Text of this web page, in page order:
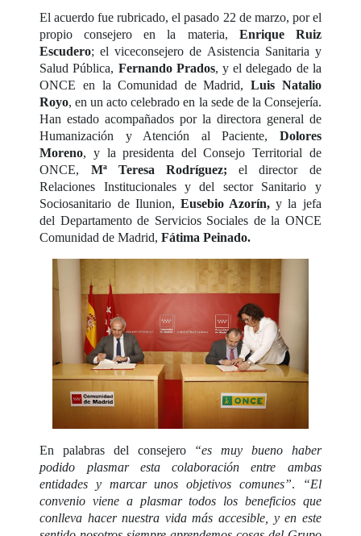
El acuerdo fue rubricado, el pasado 22 de marzo, por el
propio consejero en la materia, Enrique Ruiz
Escudero; el viceconsejero de Asistencia Sanitaria y
Salud Pública, Fernando Prados, y el delegado de la
ONCE en la Comunidad de Madrid,Luis Natalio
Royo, en un acto celebrado en la sede de la Consejería.
Han estado acompañados por la directora general de
Humanización y Atención al Paciente, Dolores
Moreno, y la presidenta del Consejo Territorial de
ONCE, Mª Teresa Rodríguez;el director de
Relaciones Institucionales y del sector Sanitario y
Sociosanitario de Ilunion, Eusebio Azorín,y la jefa
del Departamento de Servicios Sociales de la ONCE
Comunidad de Madrid, Fátima Peinado.
En palabras del consejero “es muy bueno haber
podido plasmar esta colaboración entre ambas
entidades y marcar unos objetivos comunes”.
“El
convenio viene a plasmar todos los beneficios que
conlleva hacer nuestra vida más accesible, y en este